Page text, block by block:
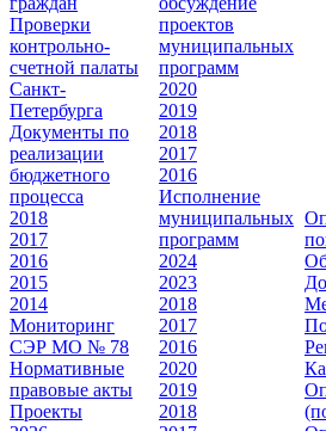
Проверки
контрольно-
счетной палаты
Санкт-
Петербурга
Документы по
реализации
бюджетного
процесса
2018
2017
2016
2015
2014
Мониторинг
СЭР МО № 78
Нормативные
правовые акты
Проекты
проектов
муниципальных
программ
2020
2019
2018
2017
2016
Исполнение
муниципальных
программ
2024
2023
2018
2017
2016
2020
2019
2018